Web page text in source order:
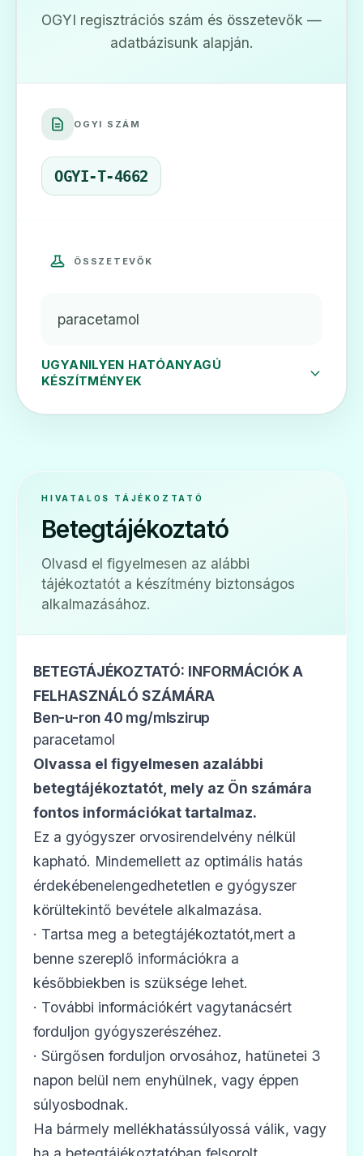
🩹
ADATLAP
Ár: —
🩹
Doloramol 500 mg filmtabletta
Ár: —
🩹
Efferalgan 500 mg tabletta
Ár: —
ADATLAP
🩹
Grippostad Hot Drink 600 mg por
belsőleges oldathoz
Ár: —
🩹
OGYI regisztrációs szám és összetevők —
adatbázisunk alapján.
OGYI SZÁM
OGYI-T-4662
ÖSSZETEVŐK
paracetamol
UGYANILYEN HATÓANYAGÚ
KÉSZÍTMÉNYEK
HIVATALOS TÁJÉKOZTATÓ
Betegtájékoztató
Olvasd el figyelmesen az alábbi
tájékoztatót a készítmény biztonságos
alkalmazásához.
BETEGTÁJÉKOZTATÓ: INFORMÁCIÓK A
FELHASZNÁLÓ SZÁMÁRA
Ben-u-ron 40 mg/mlszirup
paracetamol
Olvassa el figyelmesen azalábbi
betegtájékoztatót, mely az Ön számára
fontos információkat tartalmaz.
Ez a gyógyszer orvosirendelvény nélkül
kapható. Mindemellett az optimális hatás
érdekébenelengedhetetlen e gyógyszer
körültekintő bevétele alkalmazása.
· Tartsa meg a betegtájékoztatót,mert a
benne szereplő információkra a
későbbiekben is szüksége lehet.
· További információkért vagytanácsért
forduljon gyógyszerészéhez.
· Sürgősen forduljon orvosához, hatünetei 3
napon belül nem enyhülnek, vagy éppen
súlyosbodnak.
Ha bármely mellékhatássúlyossá válik, vagy